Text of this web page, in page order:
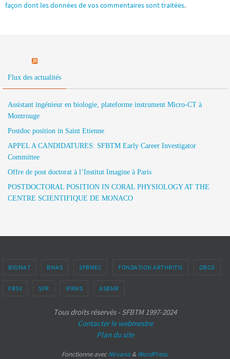
façon dont les données de vos commentaires sont traitées.
Flux des actualités
Assistant ingénieur en biologie, plateforme instrument Micro-CT à
Montrouge
Postdoc position in Saint Etienne
APPEL A CANDIDATURES: SFBTM Early Career Investigator
Committee
Offre de post doctorat à l’Institut Imagine à Paris
POSTDOCTORAL POSITION IN CORAL PHYSIOLOGY AT THE
CENTRE SCIENTIFIQUE DE MONACO
BIOMAT BMAS SFBMEC FONDATION ARTHRITIS OBCD
FRSV SFR IFRMS ASBMR
Tous droits réservés - SFBTM 1997-2024
Contacter le webmestre
Plan du site
Fonctionne avecNirvana & WordPress.